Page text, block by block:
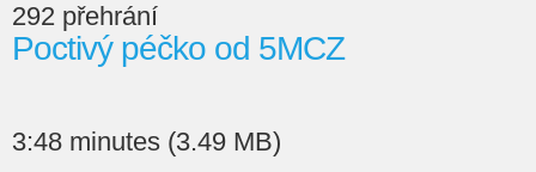
292 přehrání
Poctivý péčko od 5MCZ
3:48 minutes (3.49 MB)